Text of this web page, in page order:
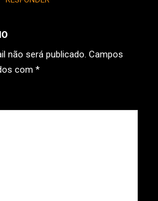
não será publicado. Campos
com *